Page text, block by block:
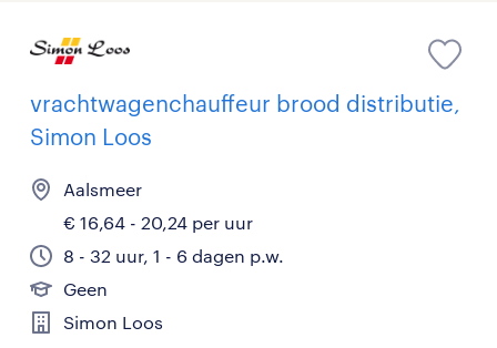
vrachtwagenchauffeur brood distributie,
Simon Loos
Aalsmeer
€ 16,64 - 20,24 per uur
8 - 32 uur, 1 - 6 dagen p.w.
Geen
Simon Loos